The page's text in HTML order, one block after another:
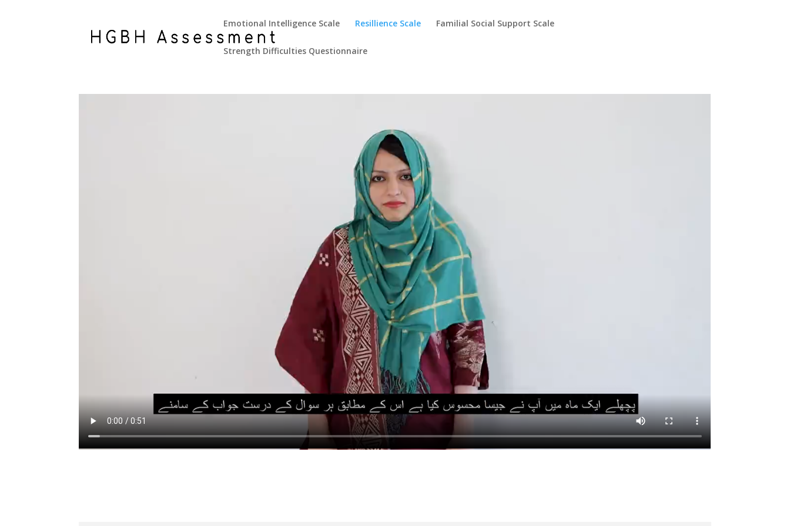
Emotional Intelligence Scale Resillience Scale Familial Social Support Scale
Strength Difficulties Questionnaire